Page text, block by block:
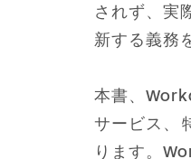
されず、実
新する義務
本書、
サービス、
ります。